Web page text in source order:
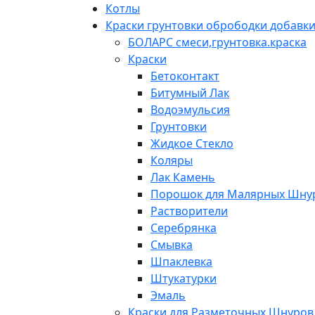
Котлы
Краски грунтовки обрободки добавки
БОЛАРС смеси,грунтовка.краска
Краски
Бетоконтакт
Битумный Лак
Водоэмульсия
Грунтовки
Жидкое Стекло
Коляры
Лак Камень
Порошок для Малярных
Растворители
Серебрянка
Смывка
Шпаклевка
Штукатурки
Эмаль